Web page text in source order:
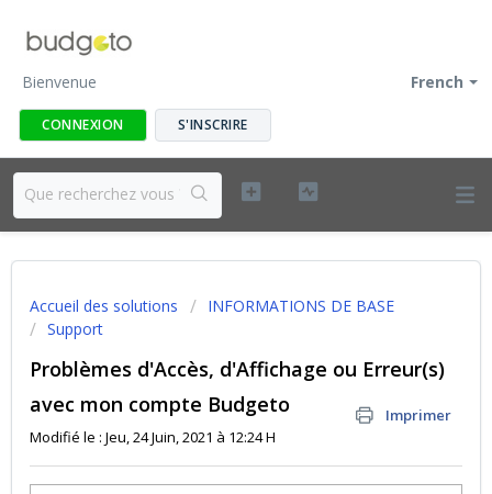
French
Bienvenue
CONNEXION S'INSCRIRE
Accueil des solutions
INFORMATIONS DE BASE
Support
Problèmes d'Accès, d'Affichage ou Erreur(s)
avec mon compte Budgeto
Imprimer
Modifié le : Jeu, 24 Juin, 2021 à 12:24 H